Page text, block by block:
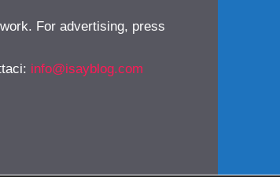
For advertising, press
: info@isayblog.com